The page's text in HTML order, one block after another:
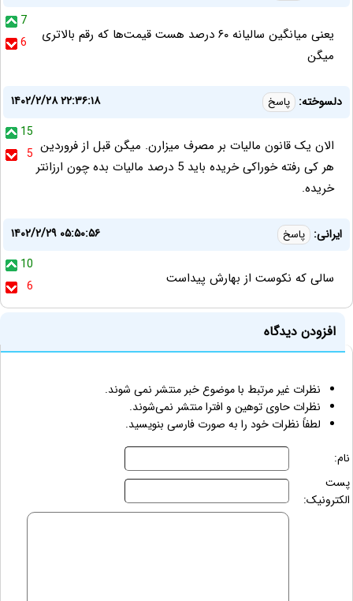
7
6
یعنی میانگین سالیانه ۶۰ درصد هست قیمت‌ها که رقم بالاتری
میگن
دلسوخته: پاسخ
۱۴۰۲/۲/۲۸ ۲۲:۳۶:۱۸
15
5 الان یک قانون مالیات بر مصرف میزارن. میگن قبل از فروردین
هر کی رفته خوراکی خریده باید 5 درصد مالیات بده چون ارزانتر
خریده.
ایرانی: پاسخ
۱۴۰۲/۲/۲۹ ۰۵:۵۰:۵۶
10
6
سالی که نکوست از بهارش پیداست
افزودن دیدگاه
نظرات غیر مرتبط با موضوع خبر منتشر نمی شوند.
نظرات حاوی توهین و افترا منتشر نمی‌شوند.
لطفاً نظرات خود را به صورت فارسی بنویسید.
نام:
پست
الکترونیک: